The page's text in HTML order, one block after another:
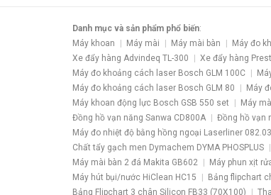
Danh mục và sản phẩm phổ biến:
Máy khoan
Máy mài Máy mài bàn Máy đo
Xe đẩy hàng Advindeq TL-300
Xe đẩy hàng
Máy đo khoảng cách laser Bosch GLM 100C
Máy đo khoảng cách laser Bosch GLM 80
Máy
Máy khoan động lực Bosch GSB 550 set
Máy
Đồng hồ vạn năng Sanwa CD800A
Đồng hồ vạn
Máy đo nhiệt độ bằng hồng ngoại Laserliner
Chất tẩy gạch men Dymachem DYMA PHOSPLUS
Máy mài bàn 2 đá Makita GB602
Máy phun xịt
Máy hút bụi/nước HiClean HC15
Bảng flipchart
Bảng Flipchart 3 chân Silicon FB33 (70X100)